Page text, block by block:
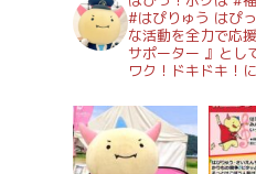
#はぴりゅう はぴ
な活動を全力で応
サポーター 』とし
ワク！ドキドキ！